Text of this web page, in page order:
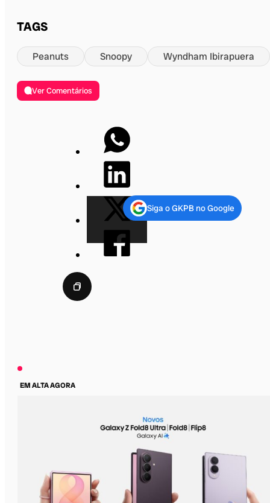
TAGS
Peanuts Snoopy Wyndham Ibirapuera
Ver Comentários
Siga o GKPB no Google
EM ALTA AGORA